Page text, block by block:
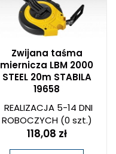
Zwijana taśma
miernicza LBM 2000
STEEL 20m STABILA
19658
REALIZACJA 5-14 DNI
ROBOCZYCH(0 szt.)
118,08 zł